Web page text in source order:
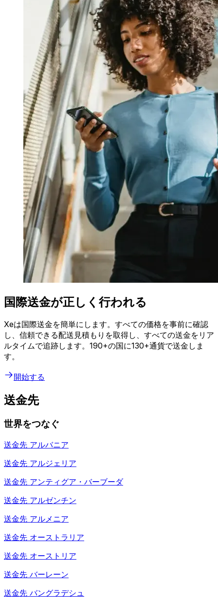
国際送金が正しく行われる
Xeは国際送金を簡単にします。すべての価格を事前に確認
し、信頼できる配送見積もりを取得し、すべての送金をリア
ルタイムで追跡します。190+の国に130+通貨で送金しま
す。
開始する
送金先
世界をつなぐ
送金先 アルバニア
送金先 アルジェリア
送金先 アンティグア・バーブーダ
送金先 アルゼンチン
送金先 アルメニア
送金先 オーストラリア
送金先 オーストリア
送金先 バーレーン
送金先 バングラデシュ